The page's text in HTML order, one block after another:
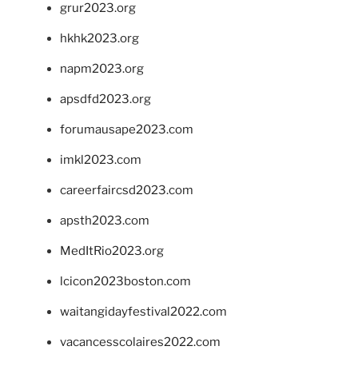
grur2023.org
hkhk2023.org
napm2023.org
apsdfd2023.org
forumausape2023.com
imkl2023.com
careerfaircsd2023.com
apsth2023.com
MedItRio2023.org
lcicon2023boston.com
waitangidayfestival2022.com
vacancesscolaires2022.com